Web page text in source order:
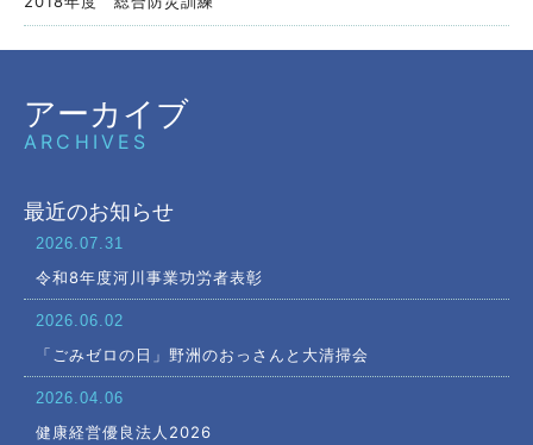
アーカイブ
ARCHIVES
最近のお知らせ
2026.07.31
令和8年度河川事業功労者表彰
2026.06.02
「ごみゼロの日」野洲のおっさんと大清掃会
2026.04.06
健康経営優良法人2026